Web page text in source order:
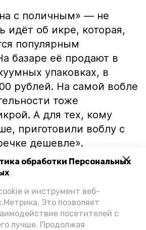
обработки Персональных
и инструмент веб-
Это позволяет
посетителей с
лучше. Продолжая
с поличным» — не
идёт об икре, которая,
популярным
базаре её продают в
упаковках, в
рублей. На самой вобле
тоже
А для тех, кому
приготовили воблу с
дешевле».